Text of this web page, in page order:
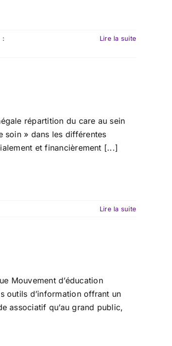
:
Lire la suite
répartition du care au sein
soin » dans les différentes
et financièrement [...]
Lire la suite
Mouvement d’éducation
outils d’information offrant un
associatif qu’au grand public,